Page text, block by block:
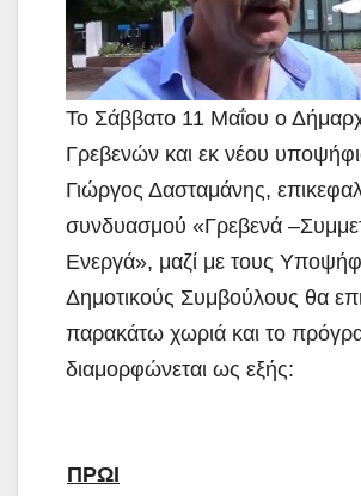
Το Σάββατο 11 Μαΐου ο
Γρεβενών και εκ νέου
Γιώργος Δασταμάνης,
συνδυασμού «Γρεβενά
Ενεργά», μαζί με τους
Δημοτικούς Συμβούλους θα
παρακάτω χωριά και το
διαμορφώνεται ως εξής:
ΠΡΩΙ